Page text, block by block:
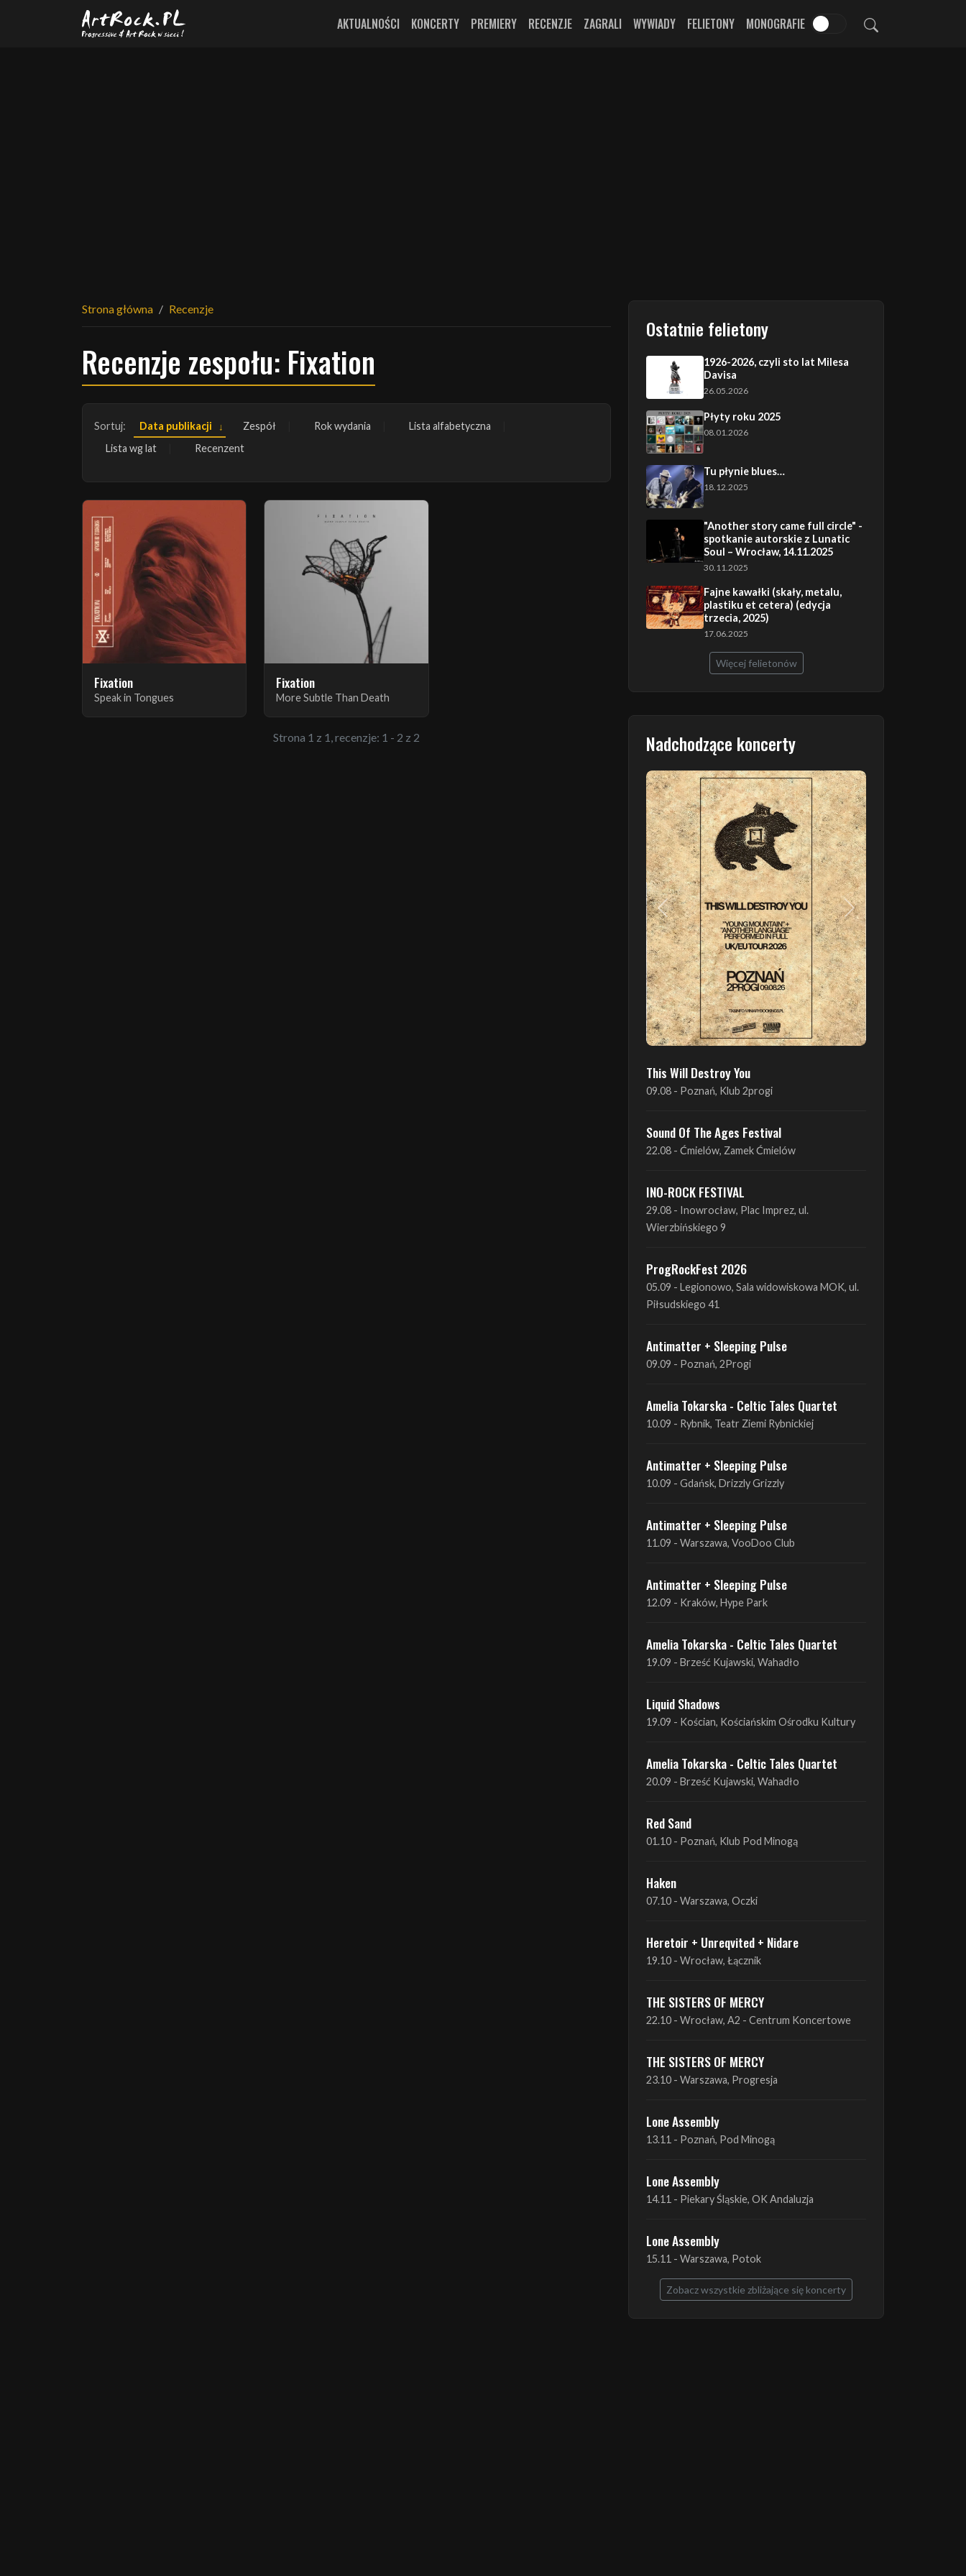
Przejdź do treści głównej
AKTUALNOŚCI KONCERTY PREMIERY RECENZJE ZAGRALI WYWIADY FELIETONY MONOGRAFIE
Strona główna Recenzje
Recenzje zespołu: Fixation
Sortuj: Data publikacji Zespół Rok wydania
Lista alfabetyczna
Lista wg lat
Recenzent
Fixation
Speak in Tongues
Fixation
More Subtle Than Death
Strona 1 z 1, recenzje: 1 - 2 z 2
Ostatnie felietony
1926-2026, czyli sto lat Milesa
Davisa
26.05.2026
Płyty roku 2025
08.01.2026
Tu płynie blues…
18.12.2025
"Another story came full circle" -
spotkanie autorskie z Lunatic
Soul – Wrocław, 14.11.2025
30.11.2025
Fajne kawałki (skały, metalu,
plastiku et cetera) (edycja
trzecia, 2025)
17.06.2025
Więcej felietonów
Nadchodzące koncerty
Poprzedni Następny
This Will Destroy You
09.08 - Poznań, Klub 2progi
Sound Of The Ages Festival
22.08 - Ćmielów, Zamek Ćmielów
INO-ROCK FESTIVAL
29.08 - Inowrocław, Plac Imprez, ul.
Wierzbińskiego 9
ProgRockFest 2026
05.09 - Legionowo, Sala widowiskowa MOK, ul.
Piłsudskiego 41
Antimatter + Sleeping Pulse
09.09 - Poznań, 2Progi
Amelia Tokarska - Celtic Tales Quartet
10.09 - Rybnik, Teatr Ziemi Rybnickiej
Antimatter + Sleeping Pulse
10.09 - Gdańsk, Drizzly Grizzly
Antimatter + Sleeping Pulse
11.09 - Warszawa, VooDoo Club
Antimatter + Sleeping Pulse
12.09 - Kraków, Hype Park
Amelia Tokarska - Celtic Tales Quartet
19.09 - Brześć Kujawski, Wahadło
Liquid Shadows
19.09 - Kościan, Kościańskim Ośrodku Kultury
Amelia Tokarska - Celtic Tales Quartet
20.09 - Brześć Kujawski, Wahadło
Red Sand
01.10 - Poznań, Klub Pod Minogą
Haken
07.10 - Warszawa, Oczki
Heretoir + Unreqvited + Nidare
19.10 - Wrocław, Łącznik
THE SISTERS OF MERCY
22.10 - Wrocław, A2 - Centrum Koncertowe
THE SISTERS OF MERCY
23.10 - Warszawa, Progresja
Lone Assembly
13.11 - Poznań, Pod Minogą
Lone Assembly
14.11 - Piekary Śląskie, OK Andaluzja
Lone Assembly
15.11 - Warszawa, Potok
Zobacz wszystkie zbliżające się koncerty